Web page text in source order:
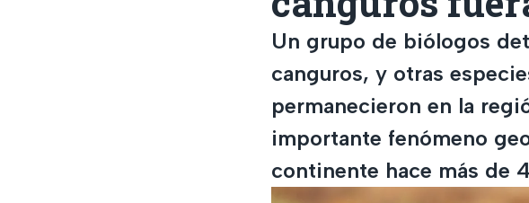
Un grupo de biólogos
canguros, y otras
permanecieron en la
importante fenómeno
continente hace más de